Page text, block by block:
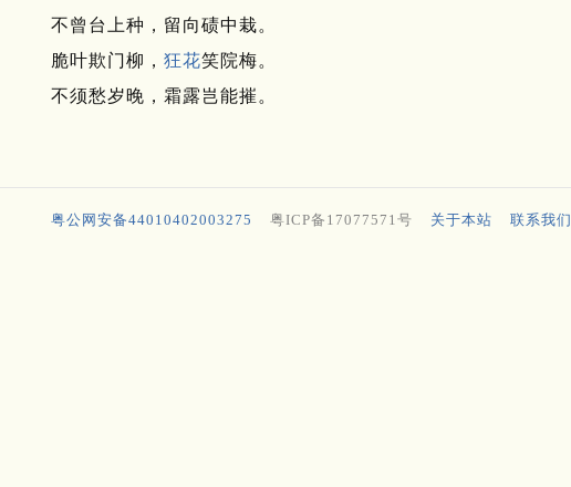
不曾台上种，留向碛中栽。
脆叶欺门柳， 狂花笑院梅。
不须愁岁晚，霜露岂能摧。
粤公网安备44010402003275 粤ICP备17077571号 关于本站 联系我们